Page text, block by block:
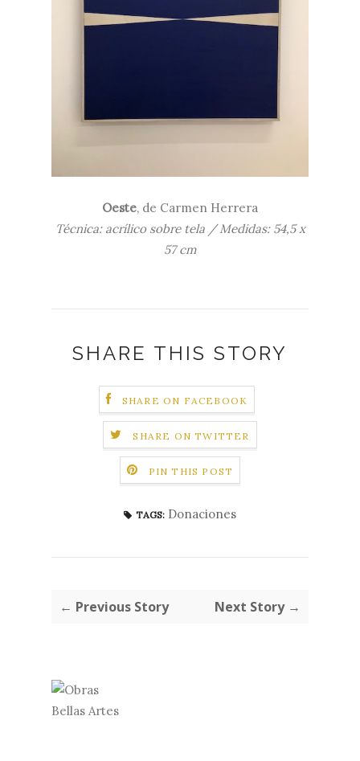
Oeste, de Carmen Herrera
Técnica: acrílico sobre tela / Medidas: 54,5 x
57 cm
SHARE THIS STORY
SHARE ON FACEBOOK
SHARE ON TWITTER
PIN THIS POST
TAGS: Donaciones
← Previous Story Next Story →